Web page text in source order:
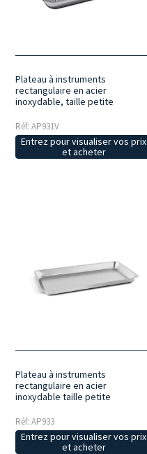
Plateau à instruments
rectangulaire en acier
inoxydable, taille petite
Réf: AP931V
Entrez pour visualiser vos prix
et acheter
Plateau à instruments
rectangulaire en acier
inoxydable taille petite
Réf: AP933
Entrez pour visualiser vos prix
et acheter